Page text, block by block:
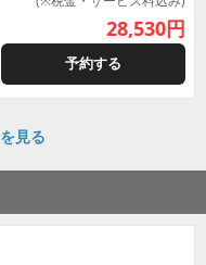
28,530円
予約する
見る